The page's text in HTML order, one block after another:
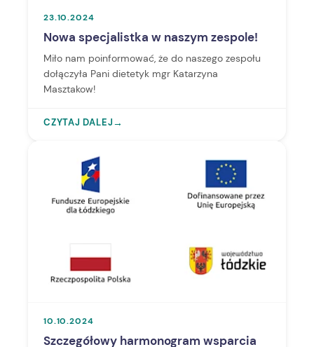
23.10.2024
Nowa specjalistka w naszym zespole!
Miło nam poinformować, że do naszego zespołu
dołączyła Pani dietetyk mgr Katarzyna
Masztakow!
CZYTAJ DALEJ→
10.10.2024
Szczegółowy harmonogram wsparcia